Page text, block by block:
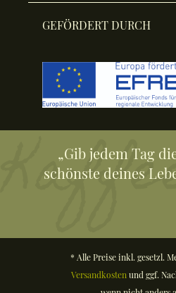
GEFÖRDERT DURCH
„Gib jedem Tag
schönste deines
* Alle Preise inkl. gesetzl.
Versandkosten und ggf.